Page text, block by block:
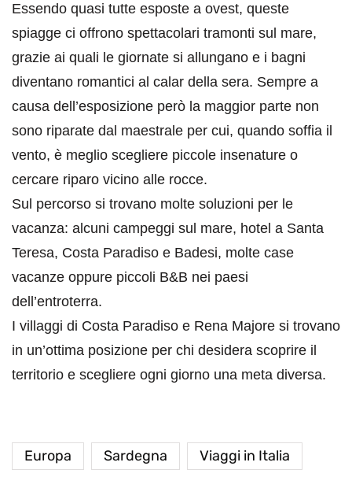
Essendo quasi tutte esposte a ovest, queste
spiagge ci offrono spettacolari tramonti sul mare,
grazie ai quali le giornate si allungano e i bagni
diventano romantici al calar della sera. Sempre a
causa dell’esposizione però la maggior parte non
sono riparate dal maestrale per cui, quando soffia il
vento, è meglio scegliere piccole insenature o
cercare riparo vicino alle rocce.
Sul percorso si trovano molte soluzioni per le
vacanza: alcuni campeggi sul mare, hotel a Santa
Teresa, Costa Paradiso e Badesi, molte case
vacanze oppure piccoli B&B nei paesi
dell’entroterra.
I villaggi di Costa Paradiso e Rena Majore si trovano
in un’ottima posizione per chi desidera scoprire il
territorio e scegliere ogni giorno una meta diversa.
Europa Sardegna Viaggi in Italia